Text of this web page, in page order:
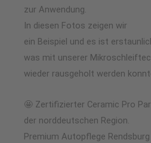
zur Anwendung.
In diesen Fotos zeigen wir
ein Beispiel und es ist
was mit unserer
wieder rausgeholt werden
🤩 Zertifizierter Ceramic Pro
der norddeutschen Region.
Premium Autopflege